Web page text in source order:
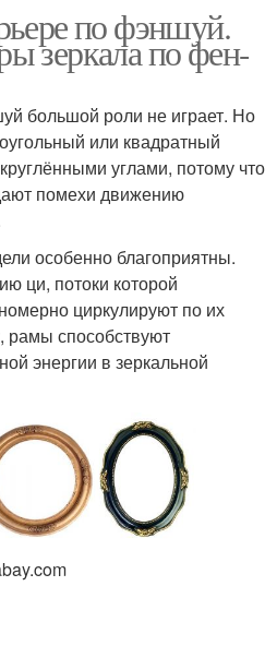
по фэншуй.
зеркала по фен-
большой роли не играет. Но
или квадратный
углами, потому что
помехи движению
особенно благоприятны.
ци, потоки которой
циркулируют по их
рамы способствуют
энергии в зеркальной